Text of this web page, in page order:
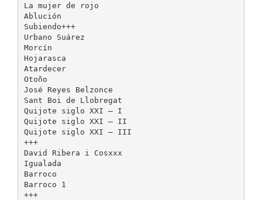
La mujer de rojo
Ablución
Subiendo+++
Urbano Suárez
Morcín
Hojarasca
Atardecer
Otoño
José Reyes Belzonce
Sant Boi de Llobregat
Quijote siglo XXI – I
Quijote siglo XXI – II
Quijote siglo XXI – III
+++
David Ribera i Cosxxx
Igualada
Barroco
Barroco 1
+++